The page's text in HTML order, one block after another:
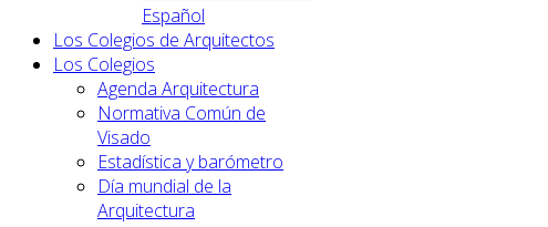
Español
Los Colegios de Arquitectos
Los Colegios
Agenda Arquitectura
Normativa Común de
Visado
Estadística y barómetro
Día mundial de la
Arquitectura